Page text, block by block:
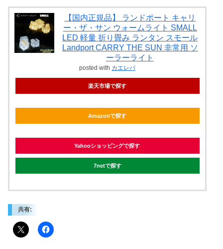
【国内正規品】 ランドポート キャリ
ー・ザ・サン ウォームライト SMALL
LED 軽量 折り畳み ランタン スモール
Landport CARRY THE SUN 非常用 ソ
ーラーライト
posted with カエレバ
楽天市場で探す
Amazonで探す
Yahooショッピングで探す
7netで探す
共有: